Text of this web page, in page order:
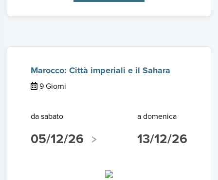
Marocco: Città imperiali e il Sahara
9 Giorni
da sabato
05/12/26
a domenica
13/12/26